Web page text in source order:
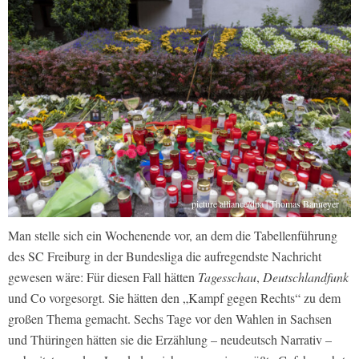
picture alliance/dpa | Thomas Banneyer
Man stelle sich ein Wochenende vor, an dem die Tabellenführung
des SC Freiburg in der Bundesliga die aufregendste Nachricht
gewesen wäre: Für diesen Fall hätten Tagesschau, Deutschlandfunk
und Co vorgesorgt. Sie hätten den „Kampf gegen Rechts“ zu dem
großen Thema gemacht. Sechs Tage vor den Wahlen in Sachsen
und Thüringen hätten sie die Erzählung – neudeutsch Narrativ –